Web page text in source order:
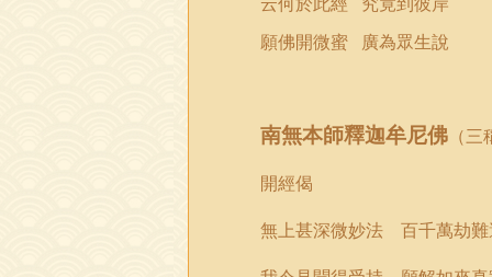
願佛開微蜜
廣為眾生說
南無本師釋迦牟尼佛 （三
開經偈
無上甚深微妙法 百千萬劫難